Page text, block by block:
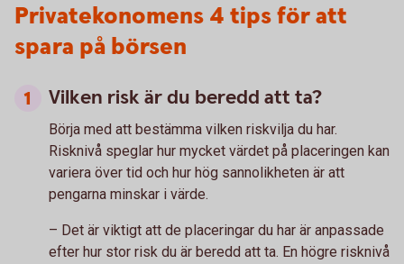
Privatekonomens 4 tips för att
spara på börsen
Vilken risk är du beredd att ta?
Börja med att bestämma vilken riskvilja du har.
Risknivå speglar hur mycket värdet på placeringen kan
variera över tid och hur hög sannolikheten är att
pengarna minskar i värde.
– Det är viktigt att de placeringar du har är anpassade
efter hur stor risk du är beredd att ta. En högre risknivå